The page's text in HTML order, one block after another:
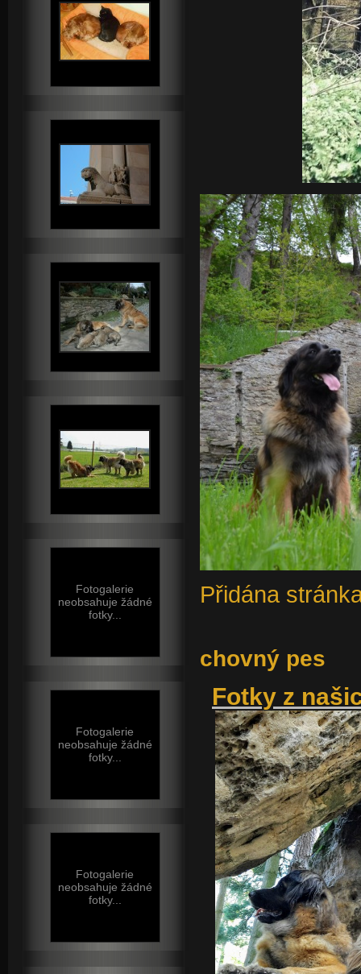
Přidána
chovný pes
Fotky z
Fotogalerie
neobsahuje žádné
fotky...
Fotogalerie
neobsahuje žádné
fotky...
Fotogalerie
neobsahuje žádné
fotky...